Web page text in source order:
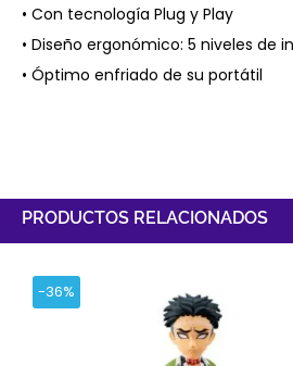
• Con tecnología Plug y Play
• Diseño ergonómico: 5 niveles de
• Óptimo enfriado de su portátil
PRODUCTOS RELACIONADOS
-36%